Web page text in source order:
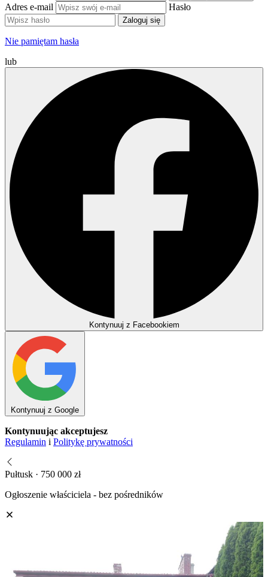
Adres e-mail Hasło
Zaloguj się
Nie pamiętam hasła
lub
Kontynuuj z Facebookiem
Kontynuuj z Google
Kontynuując akceptujesz
Regulamin i Politykę prywatności
Pułtusk · 750 000 zł
Ogłoszenie właściciela - bez pośredników